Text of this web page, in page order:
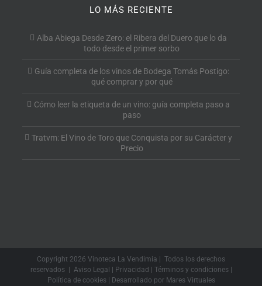
LO MÁS RECIENTE
Alba Abiega Desde Zero: el Ribera del Duero que lo da
todo desde el primer sorbo
Guía completa de los vinos de Bodega Tomás Postigo:
qué comprar y por qué
Cómo leer la etiqueta de un vino: guía completa paso a
paso
Tratvm: El Vino de Toro que Conquista por su Carácter y
Precio
Copyright 2026 Vinoteca La Vendimia | Todos los derechos
reservados | Aviso Legal Privacidad Términos y condiciones|
Política de cookies| Desarrollado por Mares Virtuales